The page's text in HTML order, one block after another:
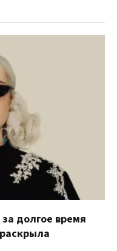
долгое время